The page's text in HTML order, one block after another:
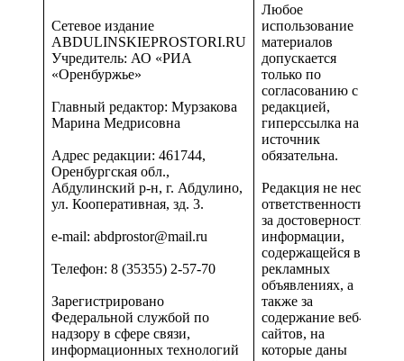
Сетевое издание
ABDULINSKIEPROSTORI.RU
Учредитель: АО «РИА
«Оренбуржье»
Главный редактор: Мурзакова
Марина Медрисовна
Адрес редакции: 461744,
Оренбургская обл.,
Абдулинский р-н, г. Абдулино,
ул. Кооперативная, зд. 3.
e-mail: abdprostor@mail.ru
Телефон: 8 (35355) 2-57-70
Зарегистрировано
Федеральной службой по
надзору в сфере связи,
информационных технологий
Любое
использование
материалов
допускается
только по
согласованию с
редакцией,
гиперссылка на
источник
обязательна.
Редакция не несет
ответственности
за достоверность
информации,
содержащейся в
рекламных
объявлениях, а
также за
содержание веб-
сайтов, на
которые даны